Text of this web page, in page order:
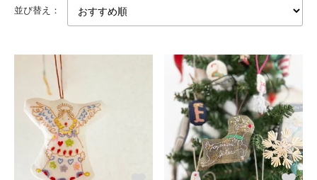
並び替え：